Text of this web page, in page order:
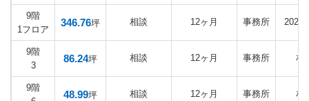
9階
1フロア
346.76坪 相談 12ヶ月 事務所 2027
9階
3
86.24坪 相談 12ヶ月 事務所 相
9階
48.99坪 相談 12ヶ月 事務所 相